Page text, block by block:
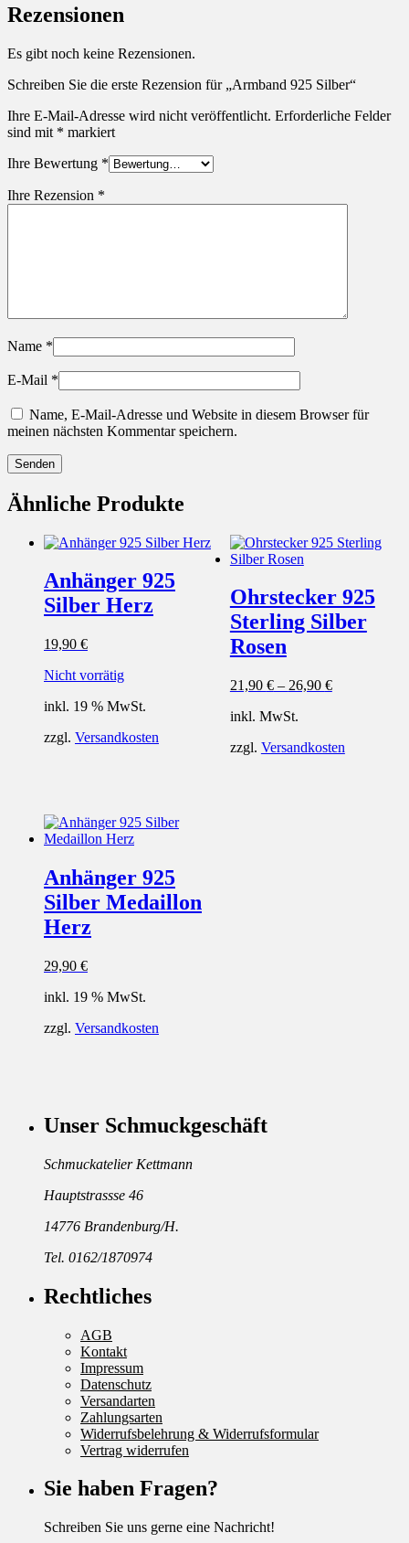
Rezensionen
Es gibt noch keine Rezensionen.
Schreiben Sie die erste Rezension für „Armband 925 Silber“
Ihre E-Mail-Adresse wird nicht veröffentlicht. Erforderliche Felder
sind mit * markiert
Ihre Bewertung *
Ihre Rezension *
Name *
E-Mail *
Name, E-Mail-Adresse und Website in diesem Browser für
meinen nächsten Kommentar speichern.
Ähnliche Produkte
Anhänger 925
Silber Herz
19,90 €
Nicht vorrätig
inkl. 19 % MwSt.
zzgl. Versandkosten
Ohrstecker 925
Sterling Silber
Rosen
21,90 €– 26,90 €
inkl. MwSt.
zzgl. Versandkosten
Anhänger 925
Silber Medaillon
Herz
29,90 €
inkl. 19 % MwSt.
zzgl. Versandkosten
Unser Schmuckgeschäft
Schmuckatelier Kettmann
Hauptstrassse 46
14776 Brandenburg/H.
Tel. 0162/1870974
Rechtliches
AGB
Kontakt
Impressum
Datenschutz
Versandarten
Zahlungsarten
Widerrufsbelehrung & Widerrufsformular
Vertrag widerrufen
Sie haben Fragen?
Schreiben Sie uns gerne eine Nachricht!